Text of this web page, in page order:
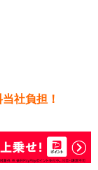
社負担！